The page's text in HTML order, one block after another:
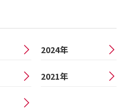
2024年
2021年